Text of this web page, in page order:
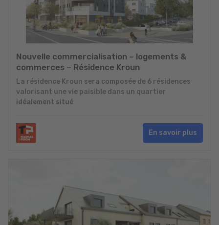
Nouvelle commercialisation – logements &
commerces – Résidence Kroun
La résidence Kroun sera composée de 6 résidences
valorisant une vie paisible dans un quartier
idéalement situé
En savoir plus